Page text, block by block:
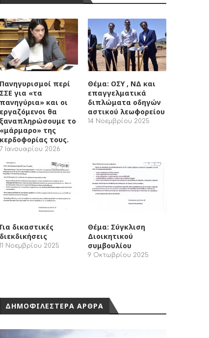
Πανηγυρισμοί περί
ΣΣΕ για «τα
πανηγύρια» και οι
εργαζόμενοι θα
ξαναπληρώσουμε το
«μάρμαρο» της
κερδοφορίας τους.
7 Ιανουαρίου 2026
Θέμα: ΟΣΥ , ΝΔ και
επαγγελματικά
διπλώματα οδηγών
αστικού λεωφορείου
14 Νοεμβρίου 2025
Για δικαστικές
διεκδικήσεις
11 Νοεμβρίου 2025
Θέμα: Σύγκλιση
Διοικητικού
συμβουλίου
9 Οκτωβρίου 2025
ΔΗΜΟΦΙΛΕΣΤΕΡΑ ΑΡΘΡΑ